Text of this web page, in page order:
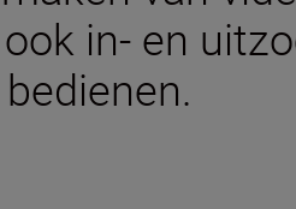
in- en